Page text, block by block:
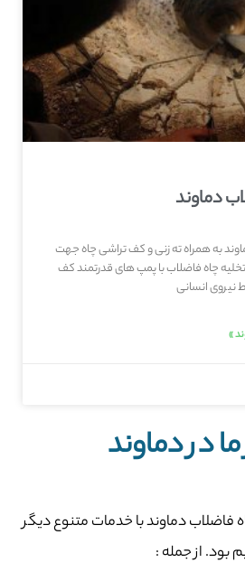
دماوند
به همراه ته زنی و کف تراشی چاه جهت
چاه فاضلاب با پمپ های قدرتمند کف
انسانی
»
در دماوند
فاضلاب دماوند با خدمات متنوع دیگر
بود. از جمله :